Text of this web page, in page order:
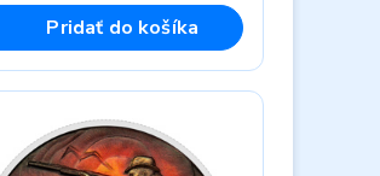
Pridať do košíka